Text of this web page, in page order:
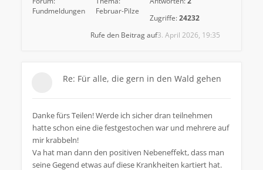
Fundmeldungen
Februar-Pilze
Zugriffe:24232
3. April 2026, 19:35
Rufe den Beitrag auf
Re: Für alle, die gern in den Wald gehen
Danke fürs Teilen! Werde ich sicher dran teilnehmen
hatte schon eine die festgestochen war und mehrere auf
mir krabbeln!
Va hat man dann den positiven Nebeneffekt, dass man
seine Gegend etwas auf diese Krankheiten kartiert hat.